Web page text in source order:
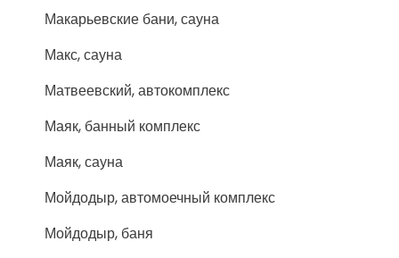
Макарьевские бани, сауна
Макс, сауна
Матвеевский, автокомплекс
Маяк, банный комплекс
Маяк, сауна
Мойдодыр, автомоечный комплекс
Мойдодыр, баня